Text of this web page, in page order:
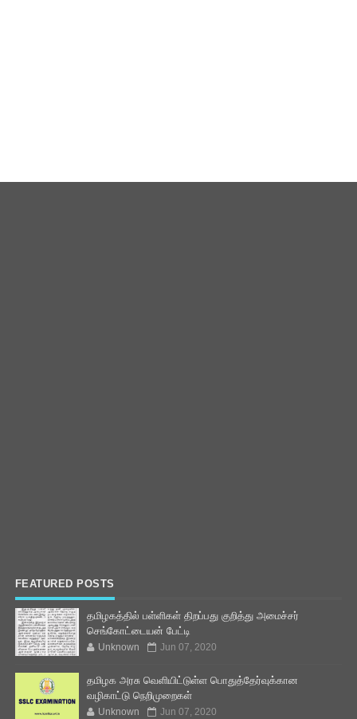
FEATURED POSTS
தமிழகத்தில் பள்ளிகள் திறப்பது குறித்து அமைச்சர்
செங்கோட்டையன் பேட்டி
Unknown Jun 07, 2020
தமிழக அரசு வெளியிட்டுள்ள பொதுத்தேர்வுக்கான
வழிகாட்டு நெறிமுறைகள்
Unknown Jun 07, 2020